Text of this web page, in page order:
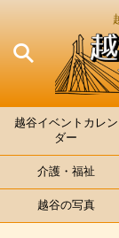
越谷イベントカレン
ダー
介護・福祉
越谷の写真